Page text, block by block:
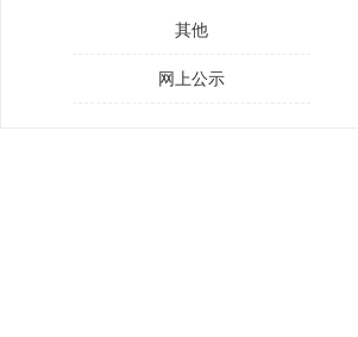
其他
网上公示